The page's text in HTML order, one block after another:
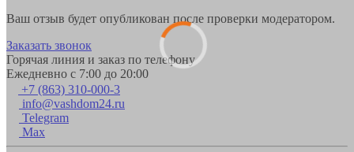
Ваш отзыв будет опубликован после проверки модератором.
Заказать звонок
Горячая линия и заказ по телефону
Ежедневно с 7:00 до 20:00
+7 (863) 310-000-3
info@vashdom24.ru
Telegram
Max